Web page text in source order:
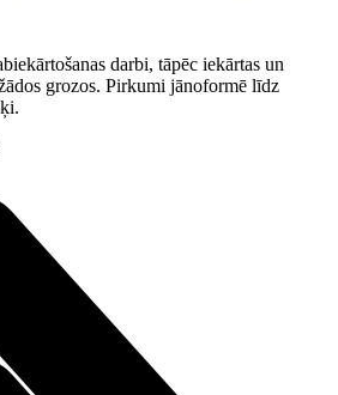
darbi, tāpēc iekārtas un
grozos. Pirkumi jānoformē līdz